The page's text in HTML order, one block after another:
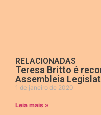
RELACIONADAS
Teresa Britto é
Assembleia
1 de janeiro de 2020
Leia mais »